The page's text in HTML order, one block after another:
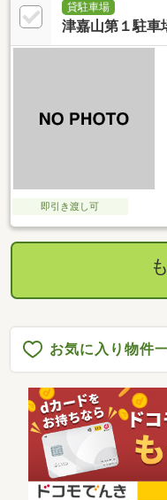
貸駐車場
津嘉山第１駐車
即引き渡し可
お気に入り物件